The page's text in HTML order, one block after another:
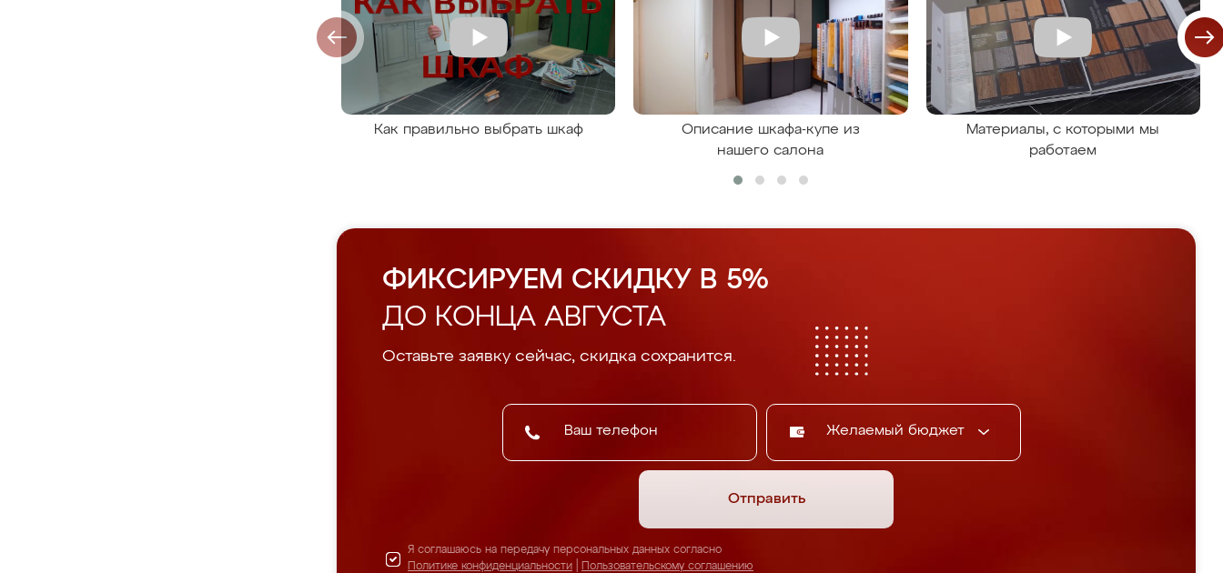
Как правильно выбрать шкаф
Описание шкафа-купе из
нашего салона
Материалы, с которыми мы
работаем
ФИКСИРУЕМ СКИДКУ В 5%
ДО КОНЦА АВГУСТА
Оставьте заявку сейчас, скидка сохранится.
Желаемый бюджет
Отправить
Я соглашаюсь на передачу персональных данных согласно
Политике конфиденциальности
Пользовательскому соглашению